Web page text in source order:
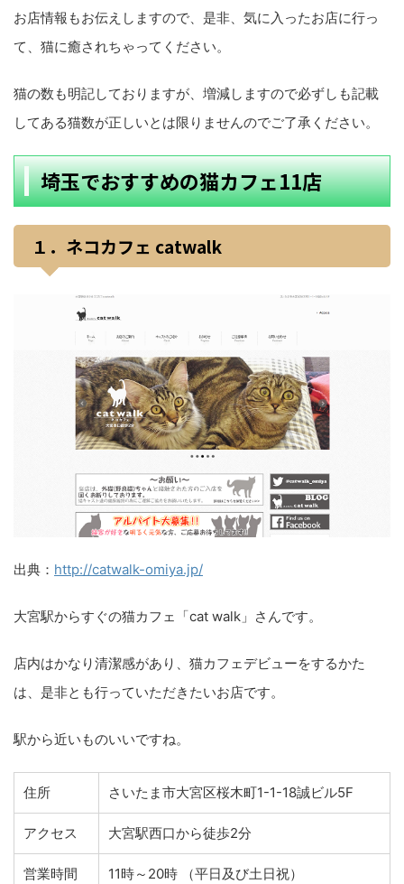
お店情報もお伝えしますので、是非、気に入ったお店に行っ
て、猫に癒されちゃってください。
猫の数も明記しておりますが、増減しますので必ずしも記載
してある猫数が正しいとは限りませんのでご了承ください。
埼玉でおすすめの猫カフェ11店
１．ネコカフェ catwalk
出典： http://catwalk-omiya.jp/
大宮駅からすぐの猫カフェ「cat walk」さんです。
店内はかなり清潔感があり、猫カフェデビューをするかた
は、是非とも行っていただきたいお店です。
駅から近いものいいですね。
住所 さいたま市大宮区桜木町1-1-18誠ビル5F
アクセス 大宮駅西口から徒歩2分
営業時間 11時～20時 （平日及び土日祝）